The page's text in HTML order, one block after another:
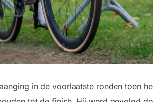
in de voorlaatste ronden toen